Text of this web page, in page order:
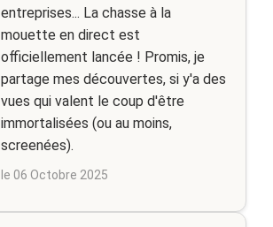
entreprises... La chasse à la
mouette en direct est
officiellement lancée ! Promis, je
partage mes découvertes, si y'a des
vues qui valent le coup d'être
immortalisées (ou au moins,
screenées).
le 06 Octobre 2025